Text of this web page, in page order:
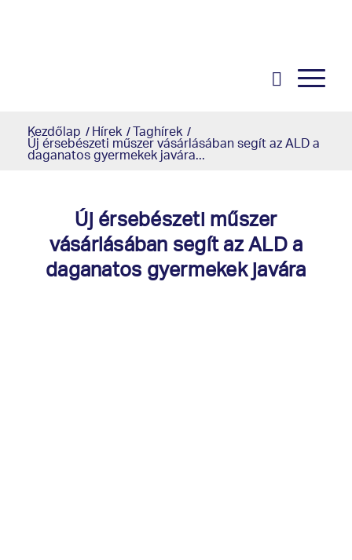
Kezdőlap/Hírek/Taghírek/
Új érsebészeti műszer vásárlásában segít az ALD a
daganatos gyermekek javára...
Új érsebészeti műszer
vásárlásában segít az ALD a
daganatos gyermekek javára